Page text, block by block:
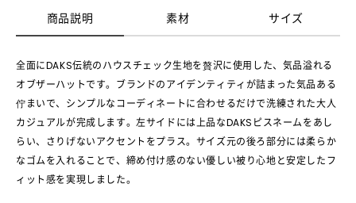
商品説明 素材 サイズ
全面にDAKS伝統のハウスチェック生地を贅沢に使用した、気品溢れる
オブザーハットです。ブランドのアイデンティティが詰まった気品ある
佇まいで、シンプルなコーディネートに合わせるだけで洗練された大人
カジュアルが完成します。左サイドには上品なDAKSピスネームをあし
らい、さりげないアクセントをプラス。サイズ元の後ろ部分には柔らか
なゴムを入れることで、締め付け感のない優しい被り心地と安定したフ
ィット感を実現しました。